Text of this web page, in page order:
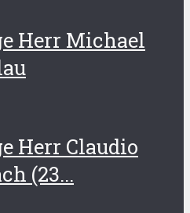
Herr Michael
Herr Claudio
(23...